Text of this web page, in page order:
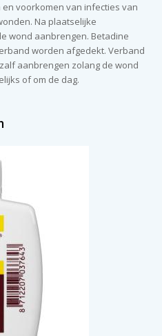
voorkomen van infecties van
Na plaatselijke
wond aanbrengen. Betadine
worden afgedekt. Verband
aanbrengen zolang de wond
of om de dag.